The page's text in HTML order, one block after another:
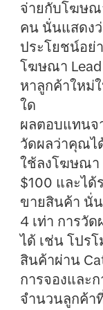
จ่ายกับโฆษณ
คน นั่นแสดง
ประโยชน์อย่
โฆษณา Lead
หาลูกค้าใหม่
ใด
ผลตอบแทนจ
วัดผลว่าคุณไ
ใช้ลงโฆษณ
$100 และได้
ขายสินค้า นั่น
4 เท่า การวั
ได้ เช่น โปร
สินค้าผ่าน
การจองและ
จำนวนลูกค้า